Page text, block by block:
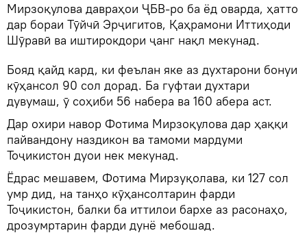
Мирзоқулова давраҳои ҶБВ-ро ба ёд оварда, ҳатто
дар бораи Тӯйчӣ Эрҷигитов, Қаҳрамони Иттиҳоди
Шӯравӣ ва иштирокдори ҷанг нақл мекунад.
Бояд қайд кард, ки феълан яке аз духтарони бонуи
кӯҳансол 90 сол дорад. Ба гуфтаи духтари
дувумаш, ӯ соҳиби 56 набера ва 160 абера аст.
Дар охири навор Фотима Мирзоқулова дар ҳаққи
пайвандону наздикон ва тамоми мардуми
Тоҷикистон дуои нек мекунад.
Ёдрас мешавем, Фотима Мирзуқолава, ки 127 сол
умр дид, на танҳо кӯҳансолтарин фарди
Тоҷикистон, балки ба иттилои бархе аз расонаҳо,
дрозумртарин фарди дунё мебошад.